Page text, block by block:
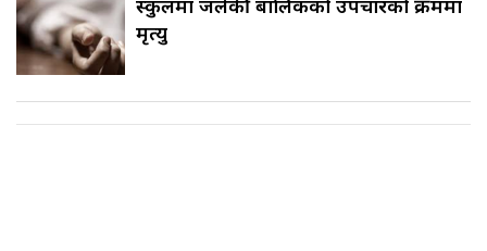
स्कुलमा जलेकी बालिकको उपचारको क्रममा
मृत्यु